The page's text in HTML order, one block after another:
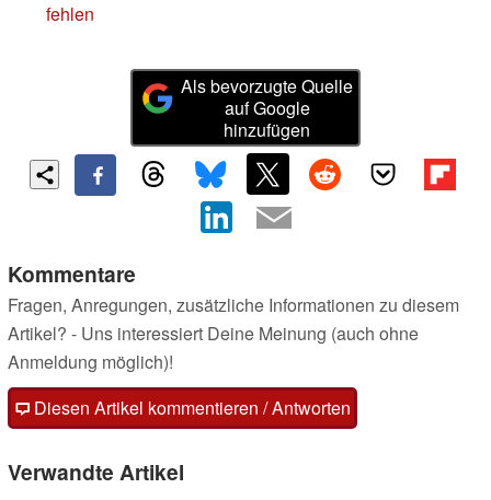
fehlen
Als bevorzugte Quelle
auf Google
hinzufügen
Kommentare
Fragen, Anregungen, zusätzliche Informationen zu diesem
Artikel? - Uns interessiert Deine Meinung (auch ohne
Anmeldung möglich)!
Diesen Artikel kommentieren / Antworten
Verwandte Artikel